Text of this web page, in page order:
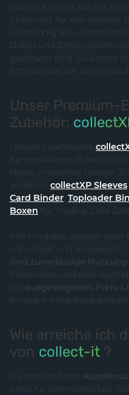
wählen können, die am
Sicherheit für uns höchste Priorität.
vollständig SSL-
Daten und Zahlungsinformationen jederzeit
geschützt sind. So kannst
komfortabel bei uns
Unser Premium-
Zubehör:
Unsere Eigenmarke
Sammelkarten-Zubehör,
klares, modernes Design.
anderem collectXP Sleeves,
Card Binder, Toploader
Boxen für Trading Card
Alle Produkte werden nach
entwickelt und ausgewählt,
und zuverlässige Nutzung
Materialien und eine
ein ausgewogenes Preis-
konstant hohe
Wie erreiche ich
von collect-it ?
Du erreichst den